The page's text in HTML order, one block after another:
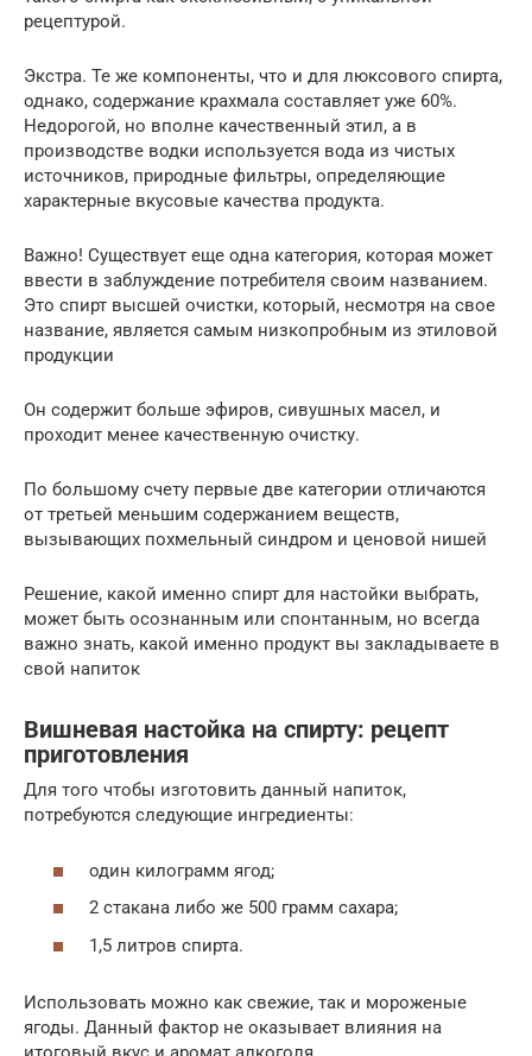
рецептурой.
Экстра. Те же компоненты, что и для люксового спирта,
однако, содержание крахмала составляет уже 60%.
Недорогой, но вполне качественный этил, а в
производстве водки используется вода из чистых
источников, природные фильтры, определяющие
характерные вкусовые качества продукта.
Важно! Существует еще одна категория, которая может
ввести в заблуждение потребителя своим названием.
Это спирт высшей очистки, который, несмотря на свое
название, является самым низкопробным из этиловой
продукции
Он содержит больше эфиров, сивушных масел, и
проходит менее качественную очистку.
По большому счету первые две категории отличаются
от третьей меньшим содержанием веществ,
вызывающих похмельный синдром и ценовой нишей
Решение, какой именно спирт для настойки выбрать,
может быть осознанным или спонтанным, но всегда
важно знать, какой именно продукт вы закладываете в
свой напиток
Вишневая настойка на спирту: рецепт
приготовления
Для того чтобы изготовить данный напиток,
потребуются следующие ингредиенты:
один килограмм ягод;
2 стакана либо же 500 грамм сахара;
1,5 литров спирта.
Использовать можно как свежие, так и мороженые
ягоды. Данный фактор не оказывает влияния на